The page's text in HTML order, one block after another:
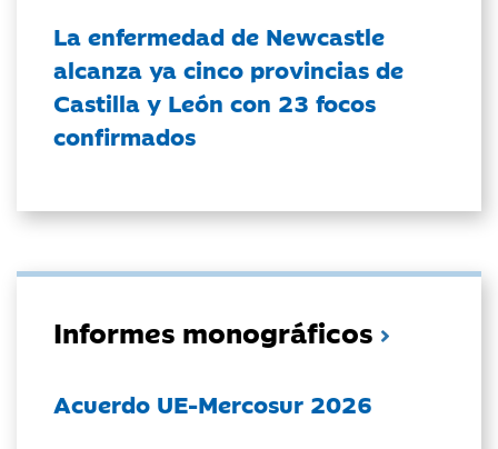
La enfermedad de Newcastle
alcanza ya cinco provincias de
Castilla y León con 23 focos
confirmados
Informes monográficos
Acuerdo UE-Mercosur 2026